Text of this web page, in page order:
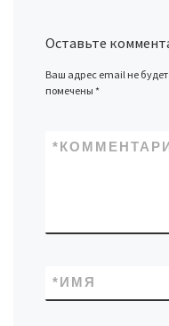
Оставьте
Ваш адрес email не
помечены*
*
ИМЯ
*